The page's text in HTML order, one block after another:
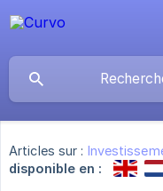
Articles sur :
disponible en :